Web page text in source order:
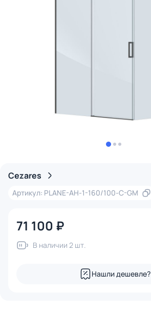
Cezares
Артикул: PLANE-AH-1-160/100-C-GM
71 100 ₽
В наличии 2 шт.
Нашли дешевле?